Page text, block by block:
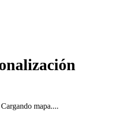
Cargando mapa....